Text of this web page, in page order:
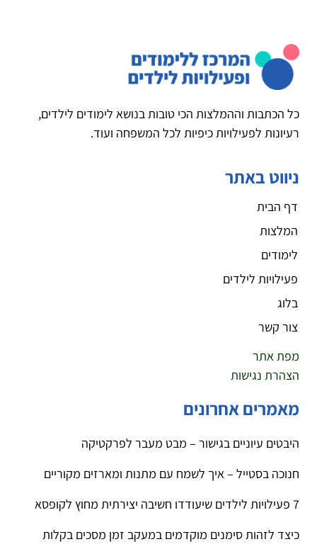
כל הכתבות וההמלצות הכי טובות בנושא לימודים לילדים,
רעיונות לפעילויות כיפיות לכל המשפחה ועוד.
ניווט באתר
דף הבית
המלצות
לימודים
פעילויות לילדים
בלוג
צור קשר
מפת אתר
הצהרת נגישות
מאמרים אחרונים
היבטים עיוניים בגישור – מבט מעבר לפרקטיקה
חנוכה בסטייל – איך לשמח עם מתנות ומארזים מקוריים
7 פעילויות לילדים שיעודדו חשיבה יצירתית מחוץ לקופסא
כיצד לזהות סימנים מוקדמים במעקב זמן מסכים בקלות